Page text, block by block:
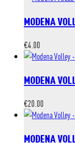
MODENA
€4.00
MODENA
€20.00
MODENA